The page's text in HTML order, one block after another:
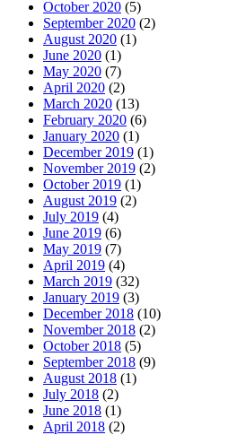
October 2020 (5)
September 2020 (2)
August 2020 (1)
June 2020 (1)
May 2020 (7)
April 2020 (2)
March 2020 (13)
February 2020 (6)
January 2020 (1)
December 2019 (1)
November 2019 (2)
October 2019 (1)
August 2019 (2)
July 2019 (4)
June 2019 (6)
May 2019 (7)
April 2019 (4)
March 2019 (32)
January 2019 (3)
December 2018 (10)
November 2018 (2)
October 2018 (5)
September 2018 (9)
August 2018 (1)
July 2018 (2)
June 2018 (1)
April 2018 (2)